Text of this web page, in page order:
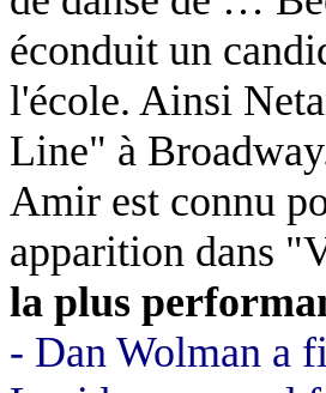
éconduit un
l'école. Ainsi
Line" à
Amir est connu
apparition dans
la plus
- Dan Wolman a